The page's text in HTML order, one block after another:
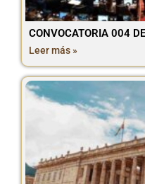
CONVOCATORIA 004
Leer más »